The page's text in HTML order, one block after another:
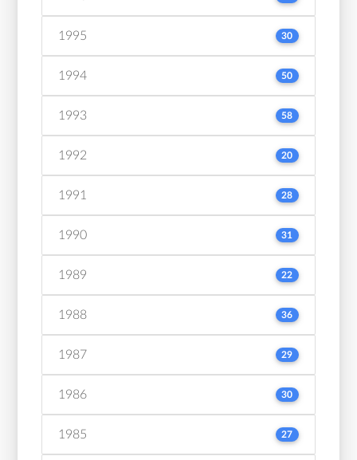
1995 30
1994 50
1993 58
1992 20
1991 28
1990 31
1989 22
1988 36
1987 29
1986 30
1985 27